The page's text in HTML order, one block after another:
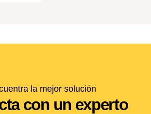
la mejor solución
con un experto